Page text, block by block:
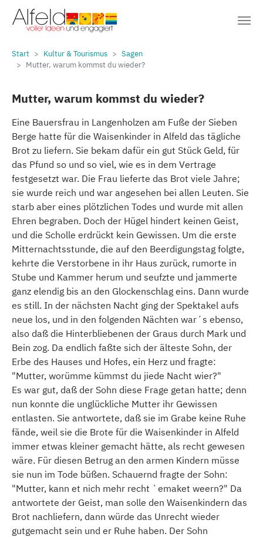
Zum Hauptinhalt springen
Start Kultur & Tourismus
Sagen
Mutter, warum kommst du wieder?
Mutter, warum kommst du wieder?
Eine Bauersfrau in Langenholzen am Fuße der Sieben
Berge hatte für die Waisenkinder in Alfeld das tägliche
Brot zu liefern. Sie bekam dafür ein gut Stück Geld, für
das Pfund so und so viel, wie es in dem Vertrage
festgesetzt war. Die Frau lieferte das Brot viele Jahre;
sie wurde reich und war angesehen bei allen Leuten. Sie
starb aber eines plötzlichen Todes und wurde mit allen
Ehren begraben. Doch der Hügel hindert keinen Geist,
und die Scholle erdrückt kein Gewissen. Um die erste
Mitternachtsstunde, die auf den Beerdigungstag folgte,
kehrte die Verstorbene in ihr Haus zurück, rumorte in
Stube und Kammer herum und seufzte und jammerte
ganz elendig bis an den Glockenschlag eins. Dann wurde
es still. In der nächsten Nacht ging der Spektakel aufs
neue los, und in den folgenden Nächten war´s ebenso,
also daß die Hinterbliebenen der Graus durch Mark und
Bein zog. Da endlich faßte sich der älteste Sohn, der
Erbe des Hauses und Hofes, ein Herz und fragte:
"Mutter, worümme kümmst du jiede Nacht wier?"
Es war gut, daß der Sohn diese Frage getan hatte; denn
nun konnte die unglückliche Mutter ihr Gewissen
entlasten. Sie antwortete, daß sie im Grabe keine Ruhe
fände, weil sie die Brote für die Waisenkinder in Alfeld
immer etwas kleiner gemacht hätte, als recht gewesen
wäre. Für diesen Betrug an den armen Kindern müsse
sie nun im Tode büßen. Schauernd fragte der Sohn:
"Mutter, kann et nich mehr recht `emaket weern?" Da
antwortete der Geist, man solle den Waisenkindern das
Brot nachliefern, dann würde das Unrecht wieder
gutgemacht sein und er Ruhe haben. Der Sohn